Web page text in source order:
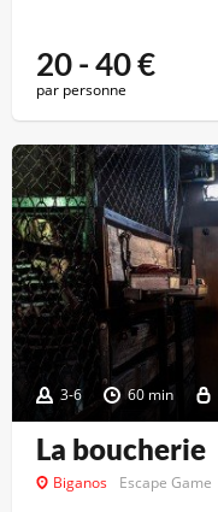
20 - 40€
par personne
3-6 60 min
La boucherie
Biganos Escape Game